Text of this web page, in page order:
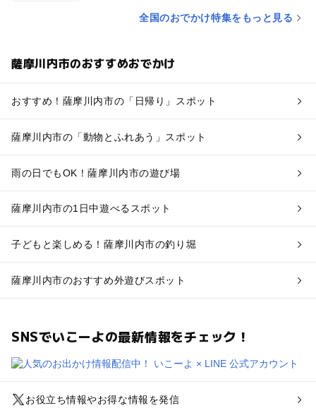
全国のおでかけ特集をもっと見る
薩摩川内市のおすすめおでかけ
おすすめ！薩摩川内市の「日帰り」スポット
薩摩川内市の「動物とふれあう」スポット
雨の日でもOK！薩摩川内市の遊び場
薩摩川内市の1日中遊べるスポット
子どもと楽しめる！薩摩川内市の釣り堀
薩摩川内市のおすすめ外遊びスポット
SNSでいこーよの最新情報をチェック！
お役立ち情報やお得な情報を発信